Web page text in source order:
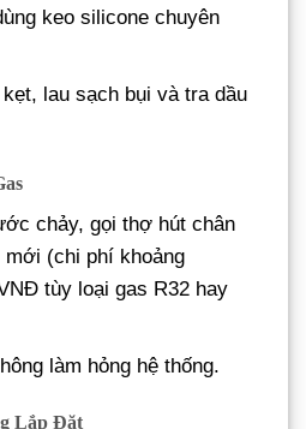
keo silicone chuyên
lau sạch bụi và tra dầu
chảy, gọi thợ hút chân
mới (chi phí khoảng
tùy loại gas R32 hay
làm hỏng hệ thống.
Lắp Đặt